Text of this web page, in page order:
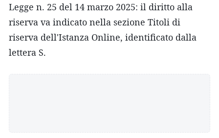
Legge n. 25 del 14 marzo 2025: il diritto alla
riserva va indicato nella sezione Titoli di
riserva dell'Istanza Online, identificato dalla
lettera S.